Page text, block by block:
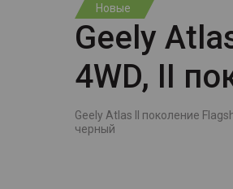
Новые
Geely
4WD, II
Geely Atlas II поколение
черный